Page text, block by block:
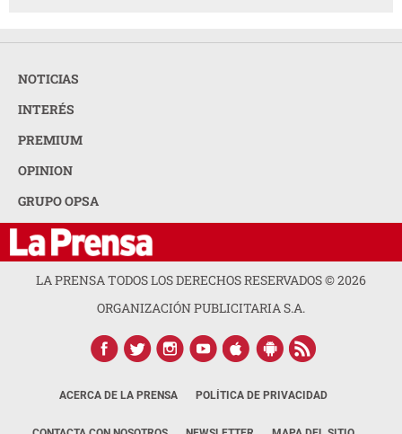
NOTICIAS
INTERÉS
PREMIUM
OPINION
GRUPO OPSA
LA PRENSA TODOS LOS DERECHOS RESERVADOS ©2026
ORGANIZACIÓN PUBLICITARIA S.A.
ACERCA DE LA PRENSA POLÍTICA DE PRIVACIDAD